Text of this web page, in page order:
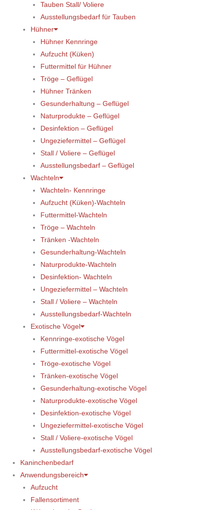
Tauben Stall/ Voliere
Ausstellungsbedarf für Tauben
Hühner
Hühner Kennringe
Aufzucht (Küken)
Futtermittel für Hühner
Tröge – Geflügel
Hühner Tränken
Gesunderhaltung – Geflügel
Naturprodukte – Geflügel
Desinfektion – Geflügel
Ungeziefermittel – Geflügel
Stall / Voliere – Geflügel
Ausstellungsbedarf – Geflügel
Wachteln
Wachteln- Kennringe
Aufzucht (Küken)-Wachteln
Futtermittel-Wachteln
Tröge – Wachteln
Tränken -Wachteln
Gesunderhaltung-Wachteln
Naturprodukte-Wachteln
Desinfektion- Wachteln
Ungeziefermittel – Wachteln
Stall / Voliere – Wachteln
Ausstellungsbedarf-Wachteln
Exotische Vögel
Kennringe-exotische Vögel
Futtermittel-exotische Vögel
Tröge-exotische Vögel
Tränken-exotische Vögel
Gesunderhaltung-exotische Vögel
Naturprodukte-exotische Vögel
Desinfektion-exotische Vögel
Ungeziefermittel-exotische Vögel
Stall / Voliere-exotische Vögel
Ausstellungsbedarf-exotische Vögel
Kaninchenbedarf
Anwendungsbereich
Aufzucht
Fallensortiment